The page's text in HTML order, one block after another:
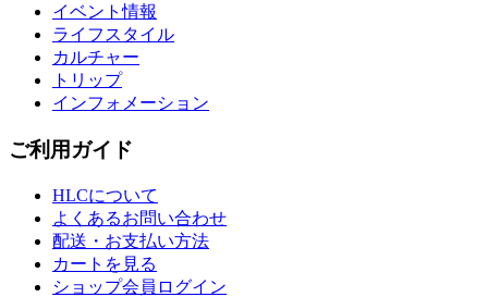
イベント情報
ライフスタイル
カルチャー
トリップ
インフォメーション
ご利用ガイド
HLCについて
よくあるお問い合わせ
配送・お支払い方法
カートを見る
ショップ会員ログイン